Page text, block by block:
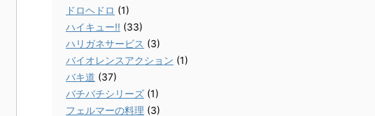
ドロヘドロ (1)
ハイキュー!! (33)
ハリガネサービス (3)
バイオレンスアクション (1)
バキ道 (37)
バチバチシリーズ (1)
フェルマーの料理 (3)